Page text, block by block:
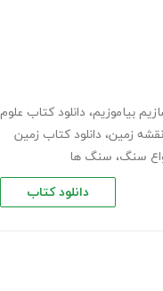
بیاموزیم، دانلود کتاب علوم
نقشه زمین، دانلود کتاب زمین
سنگ، سنگ ها
دانلود کتاب